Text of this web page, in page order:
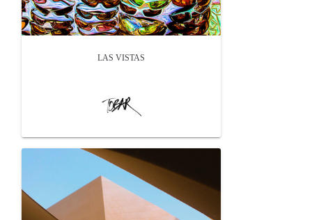
LAS VISTAS